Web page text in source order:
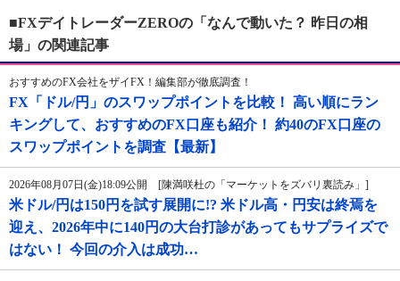
■FXデイトレーダーZEROの「なんで動いた？ 昨日の相
場」の関連記事
おすすめのFX会社をザイFX！編集部が徹底調査！
FX「ドル/円」のスワップポイントを比較！ 高い順にラン
キングして、おすすめのFX口座も紹介！ 約40のFX口座の
スワップポイントを調査【最新】
2026年08月07日(金)18:09公開 [陳満咲杜の「マーケットをズバリ裏読み」]
米ドル/円は150円を試す展開に!? 米ドル高・円安は終焉を
迎え、2026年中に140円の大台打診があってもサプライズで
はない！ 今回の介入は成功…